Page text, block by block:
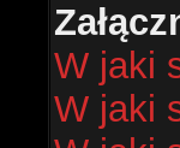
W jaki
W jaki